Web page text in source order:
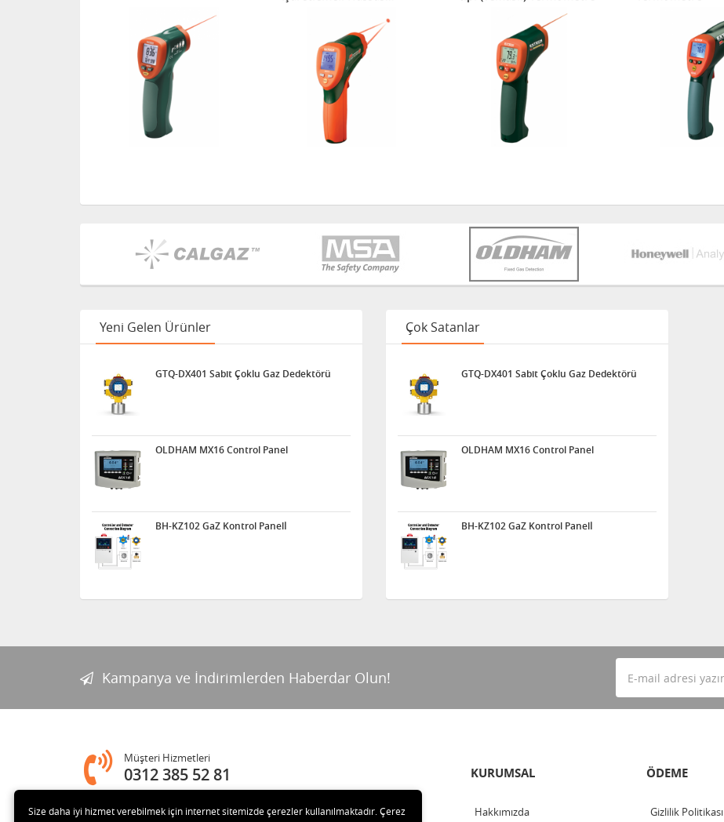
Yeni Gelen Ürünler
GTQ-DX401 Sabit Çoklu Gaz Dedektörü
OLDHAM MX16 Control Panel
BH-KZ102 GaZ Kontrol Panelİ
Çok Satanlar
GTQ-DX401 Sabit Çoklu Gaz Dedektörü
OLDHAM MX16 Control Panel
BH-KZ102 GaZ Kontrol Panelİ
Kampanya ve İndirimlerden Haberdar Olun!
Müşteri Hizmetleri
0312 385 52 81
Adres
KURUMSAL
Hakkımızda
ÖDEME
Gizlilik Politikası
Size daha iyi hizmet verebilmek için internet sitemizde çerezler kullanılmaktadır. Çerez